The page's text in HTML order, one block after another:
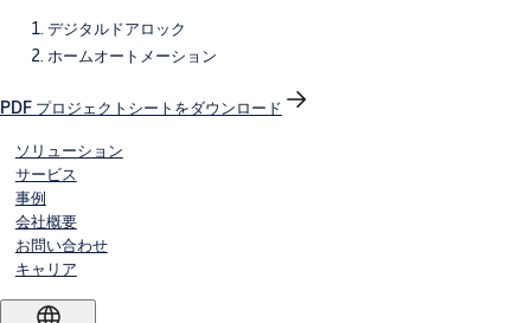
デジタルドアロック
ホームオートメーション
PDF プロジェクトシートをダウンロード
ソリューション
サービス
事例
会社概要
お問い合わせ
キャリア